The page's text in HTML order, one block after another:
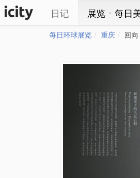
日记 展览ㆍ每日
每日环球展览 重庆 回